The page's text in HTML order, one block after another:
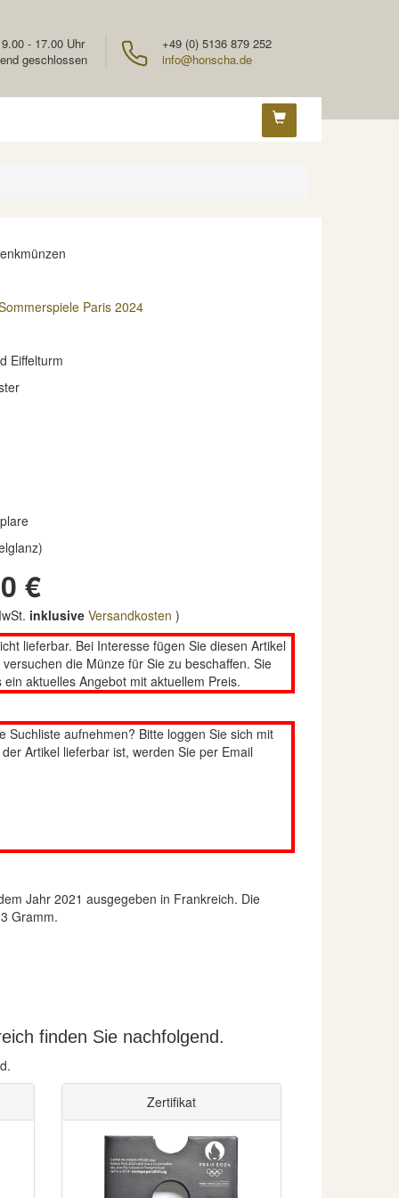
+49 (0) 5136 879 252
info@honscha.de
- 17.00 Uhr
geschlossen
Paris 2024
Eiffelturm
€
inklusive Versandkosten )
lieferbar. Bei Interesse fügen Sie diesen Artikel
die Münze für Sie zu beschaffen. Sie
aktuelles Angebot mit aktuellem Preis.
Suchliste aufnehmen? Bitte loggen Sie sich mit
Artikel lieferbar ist, werden Sie per Email
Jahr 2021 ausgegeben in Frankreich. Die
Gramm.
finden Sie nachfolgend.
Zertifikat